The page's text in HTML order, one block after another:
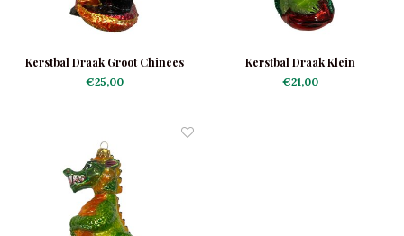
Kerstbal Draak Groot Chinees
€25,00
Kerstbal Draak Klein
€21,00